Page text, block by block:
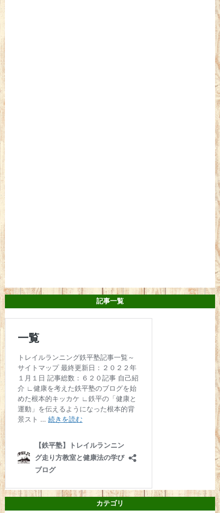
記事一覧
カテゴリ